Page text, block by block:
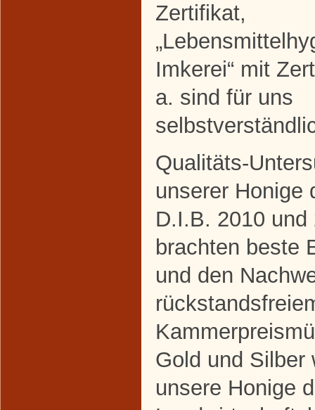
Zertifikat,
Imkerei“ mit
a. sind für uns
Qualitäts-
unserer Honige
D.I.B. 2010 und
brachten beste
und den
Gold und Silber
unsere Honige